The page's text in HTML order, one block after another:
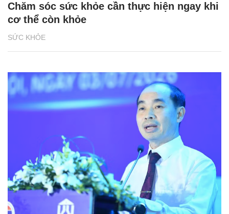
SỨC KHỎE
Chăm sóc sức khỏe cần thực hiện ngay khi
cơ thể còn khỏe